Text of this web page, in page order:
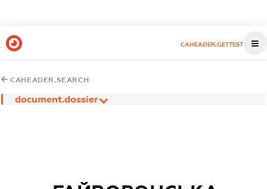
CAHEADER.GETTEST
CAHEADER.SEARCH
document.dossier